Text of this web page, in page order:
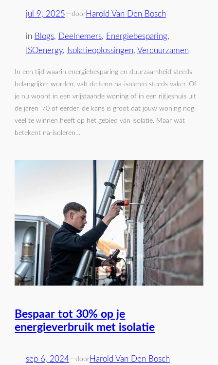
jul 9, 2025—doorHarold Van Den Bosch
in Blogs, Deelnemers, Energiebesparing
ISOenergy, Isolatieoplossingen, Verduurzamen
In een tijd waarin energiebesparing en duurzaamheid steeds
belangrijker worden, valt de term na-isoleren steeds vaker. Of
je nu woont in een vrijstaande woning of in een rijtjeshuis uit
de jaren ’70 of eerder, de kans is groot dat jouw woning nog
veel te winnen heeft op het gebied van isolatie. Maar wat
betekent na-isoleren…
Bespaar tot 30% op je
energieverbruik met isolatie
sep 6, 2024—doorHarold Van Den Bosch